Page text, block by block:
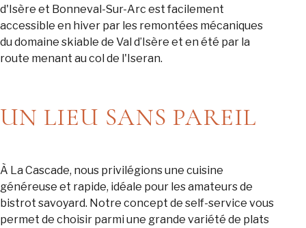
d'Isère et Bonneval-Sur-Arc est facilement
accessible en hiver par les remontées mécaniques
du domaine skiable de Val d’Isère et en été par la
route menant au col de l'Iseran.
UN LIEU SANS PAREIL
À La Cascade, nous privilégions une cuisine
généreuse et rapide, idéale pour les amateurs de
bistrot savoyard. Notre concept de self-service vous
permet de choisir parmi une grande variété de plats